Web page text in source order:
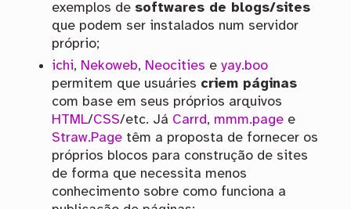
exemplos de softwares de blogs/sites
que podem ser instalados num servidor
próprio;
ichi, Nekoweb, Neocities e yay.boo
permitem que usuáries criem páginas
com base em seus próprios arquivos
HTML/CSS/etc. Já Carrd, mmm.pagee
Straw.Pagetêm a proposta de fornecer os
próprios blocos para construção de sites
de forma que necessita menos
conhecimento sobre como funciona a